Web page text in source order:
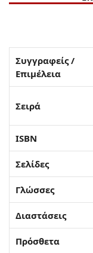
Συγγραφείς /
Επιμέλεια
Σειρά
ISBN
Σελίδες
Γλώσσες
Διαστάσεις
Πρόσθετα